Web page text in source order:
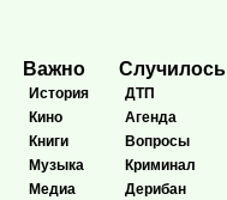
Важно
История
Кино
Книги
Музыка
Медиа
Случилось
ДТП
Агенда
Вопросы
Криминал
Дерибан